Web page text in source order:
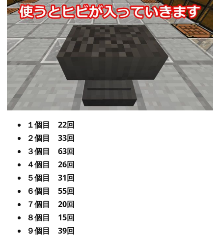
１個目 22回
２個目 33回
３個目 63回
４個目 26回
５個目 31回
６個目 55回
７個目 20回
８個目 15回
９個目 39回